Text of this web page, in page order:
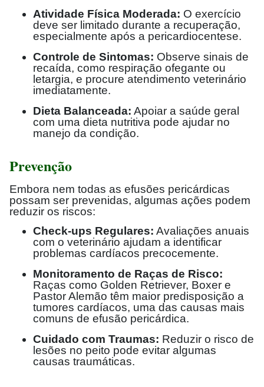
Atividade Física Moderada: O exercício
deve ser limitado durante a recuperação,
especialmente após a pericardiocentese.
Controle de Sintomas: Observe sinais de
recaída, como respiração ofegante ou
letargia, e procure atendimento veterinário
imediatamente.
Dieta Balanceada: Apoiar a saúde geral
com uma dieta nutritiva pode ajudar no
manejo da condição.
Prevenção
Embora nem todas as efusões pericárdicas
possam ser prevenidas, algumas ações podem
reduzir os riscos:
Check-ups Regulares: Avaliações anuais
com o veterinário ajudam a identificar
problemas cardíacos precocemente.
Monitoramento de Raças de Risco:
Raças como Golden Retriever, Boxer e
Pastor Alemão têm maior predisposição a
tumores cardíacos, uma das causas mais
comuns de efusão pericárdica.
Cuidado com Traumas: Reduzir o risco de
lesões no peito pode evitar algumas
causas traumáticas.